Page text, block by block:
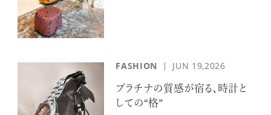
FASHION JUN 19,2026
プラチナの質感が宿る、時計と
しての“格”